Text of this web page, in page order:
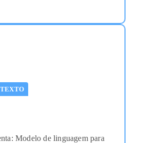
TEXTO
Modelo de linguagem para